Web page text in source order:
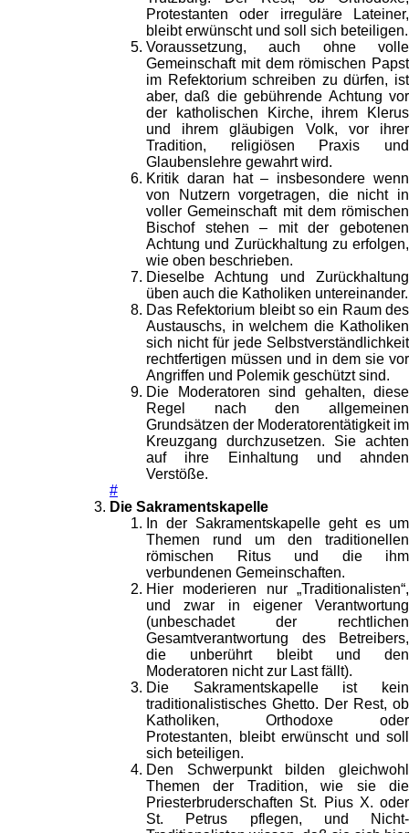
Protestanten oder irreguläre Lateiner,
bleibt erwünscht und soll sich beteiligen.
Voraussetzung, auch ohne volle
Gemeinschaft mit dem römischen Papst
im Refektorium schreiben zu dürfen, ist
aber, daß die gebührende Achtung vor
der katholischen Kirche, ihrem Klerus
und ihrem gläubigen Volk, vor ihrer
Tradition, religiösen Praxis und
Glaubenslehre gewahrt wird.
Kritik daran hat – insbesondere wenn
von Nutzern vorgetragen, die nicht in
voller Gemeinschaft mit dem römischen
Bischof stehen – mit der gebotenen
Achtung und Zurückhaltung zu erfolgen,
wie oben beschrieben.
Dieselbe Achtung und Zurückhaltung
üben auch die Katholiken untereinander.
Das Refektorium bleibt so ein Raum des
Austauschs, in welchem die Katholiken
sich nicht für jede Selbstverständlichkeit
rechtfertigen müssen und in dem sie vor
Angriffen und Polemik geschützt sind.
Die Moderatoren sind gehalten, diese
Regel nach den allgemeinen
Grundsätzen der Moderatorentätigkeit im
Kreuzgang durchzusetzen. Sie achten
auf ihre Einhaltung und ahnden
Verstöße.
#
Die Sakramentskapelle
In der Sakramentskapelle geht es um
Themen rund um den traditionellen
römischen Ritus und die ihm
verbundenen Gemeinschaften.
Hier moderieren nur „Traditionalisten“,
und zwar in eigener Verantwortung
(unbeschadet der rechtlichen
Gesamtverantwortung des Betreibers,
die unberührt bleibt und den
Moderatoren nicht zur Last fällt).
Die Sakramentskapelle ist kein
traditionalistisches Ghetto. Der Rest, ob
Katholiken, Orthodoxe oder
Protestanten, bleibt erwünscht und soll
sich beteiligen.
Den Schwerpunkt bilden gleichwohl
Themen der Tradition, wie sie die
Priesterbruderschaften St. Pius X. oder
St. Petrus pflegen, und Nicht-